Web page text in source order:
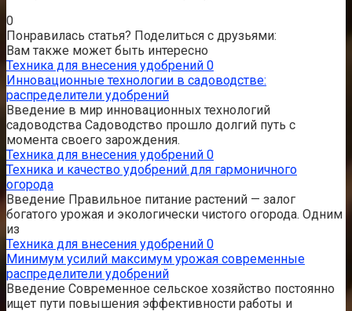
0
Понравилась статья? Поделиться с друзьями:
Вам также может быть интересно
Техника для внесения удобрений 0
Инновационные технологии в садоводстве:
распределители удобрений
Введение в мир инновационных технологий
садоводства Садоводство прошло долгий путь с
момента своего зарождения.
Техника для внесения удобрений 0
Техника и качество удобрений для гармоничного
огорода
Введение Правильное питание растений — залог
богатого урожая и экологически чистого огорода. Одним
из
Техника для внесения удобрений 0
Минимум усилий максимум урожая современные
распределители удобрений
Введение Современное сельское хозяйство постоянно
ищет пути повышения эффективности работы и